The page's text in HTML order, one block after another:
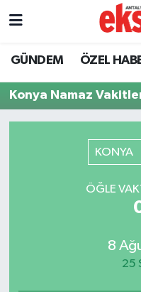
GÜNDEM ÖZEL
Konya Namaz
KONYA
ÖĞLE
8
25
ÖZEL HABER
GÜNDEM
EKONOMİ
Nöbetçi
Hava Durumu
Süper Lig Puan